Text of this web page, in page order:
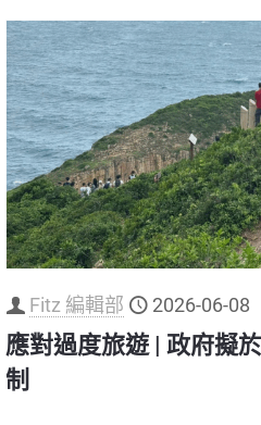
Fitz 編輯部 2026-06-08
應對過度旅遊 | 政府擬
制